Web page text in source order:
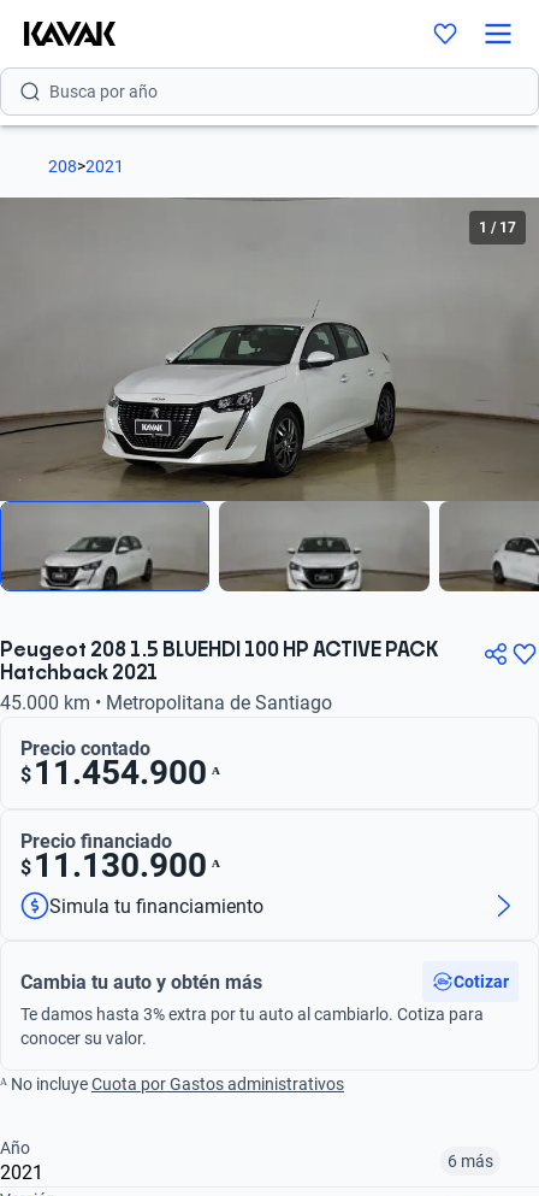
Busca por marca
Busca por versión
Busca por modelo
Busca por versión
Busca por año
208>2021
1 / 17
Peugeot 208 1.5 BLUEHDI 100 HP ACTIVE PACK
Hatchback 2021
45.000 km • Metropolitana de Santiago
Precio contado
$ 11.454.900 ᴬ
Precio financiado
$ 11.130.900 ᴬ
Simula tu financiamiento
Cambia tu auto y obtén más
Cotizar
Te damos hasta 3% extra por tu auto al cambiarlo. Cotiza para
conocer su valor.
ᴬ No incluyeCuota por Gastos administrativos
Año
2021 6 más